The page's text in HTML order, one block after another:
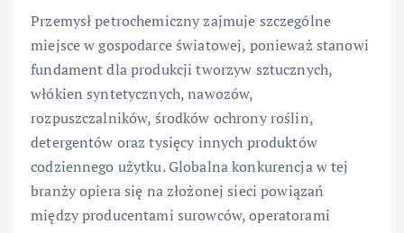
Przemysł petrochemiczny zajmuje szczególne
miejsce w gospodarce światowej, ponieważ stanowi
fundament dla produkcji tworzyw sztucznych,
włókien syntetycznych, nawozów,
rozpuszczalników, środków ochrony roślin,
detergentów oraz tysięcy innych produktów
codziennego użytku. Globalna konkurencja w tej
branży opiera się na złożonej sieci powiązań
między producentami surowców, operatorami